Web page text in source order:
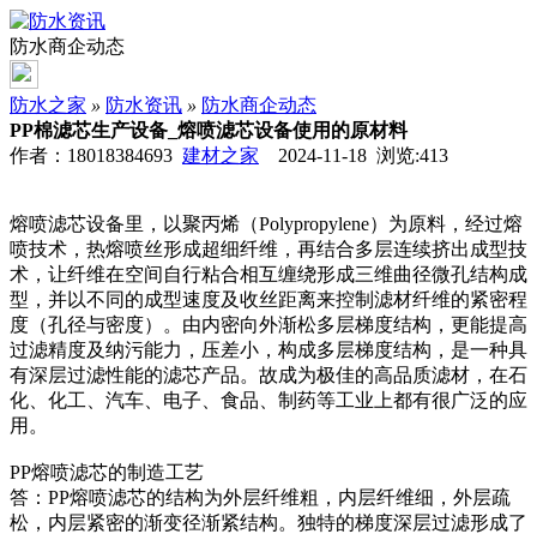
防水商企动态
防水之家 » 防水资讯 » 防水商企动态
PP棉滤芯生产设备_熔喷滤芯设备使用的原材料
作者：18018384693 建材之家 2024-11-18 浏览:413
熔喷滤芯设备里，以聚丙烯（Polypropylene）为原料，经过熔
喷技术，热熔喷丝形成超细纤维，再结合多层连续挤出成型技
术，让纤维在空间自行粘合相互缠绕形成三维曲径微孔结构成
型，并以不同的成型速度及收丝距离来控制滤材纤维的紧密程
度（孔径与密度）。由内密向外渐松多层梯度结构，更能提高
过滤精度及纳污能力，压差小，构成多层梯度结构，是一种具
有深层过滤性能的滤芯产品。故成为极佳的高品质滤材，在石
化、化工、汽车、电子、食品、制药等工业上都有很广泛的应
用。
PP熔喷滤芯的制造工艺
答：PP熔喷滤芯的结构为外层纤维粗，内层纤维细，外层疏
松，内层紧密的渐变径渐紧结构。独特的梯度深层过滤形成了